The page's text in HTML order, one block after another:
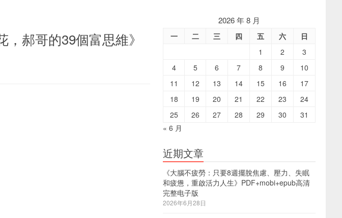
，郝哥的39個富思維》
2026 年 8 月
一 二 三 四 五 六
日
1
2
3
4
5 6 7 8 9
10
11
12 13 14 15 16
17
18
19 20 21 22 23
24
25
26 27 28 29 30
31
« 6 月
近期文章
《大腦不疲勞：只要8週擺脫焦慮、壓力、失眠
和疲憊，重啟活力人生》PDF+mobi+epub高清
完整电子版
2026年6月28日